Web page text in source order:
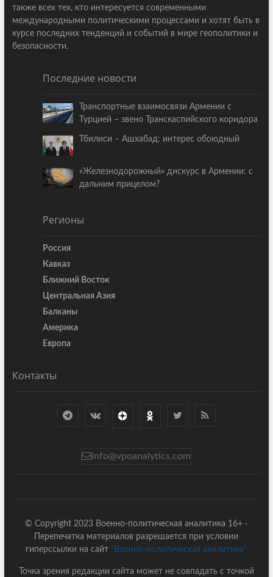
также всех тех, кто интересуется современными
международными политическими процессами и хотят быть в
курсе последних тенденций и событий в мире геополитики и
безопасности.
Последние новости
Транспортные взаимосвязи Армении с
Турцией – звено Транскаспийского коридора
Тбилиси – Ашхабад: интерес обоюдный
«Железнодорожный» дискурс в Армении: с
дальним прицелом?
Регионы
Россия
Кавказ
Ближний Восток
Центральная Азия
Балканы
Америка
Европа
Контакты
info@vpoanalytics.com
© Copyright 2023 Военно-политическая аналитика 16+ ·
Перепечатка материалов разрешается при условии
гиперссылки на сайт "Военно-политическая аналитика"
Точка зрения редакции сайта может не совпадать с точкой